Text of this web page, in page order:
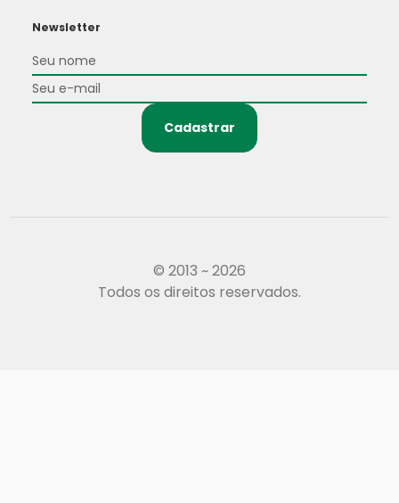
Newsletter
Cadastrar
© 2013 ~ 2026
Todos os direitos reservados.